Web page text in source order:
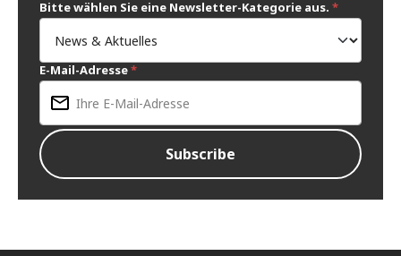
Bitte wählen Sie eine Newsletter-Kategorie aus. *
E-Mail-Adresse*